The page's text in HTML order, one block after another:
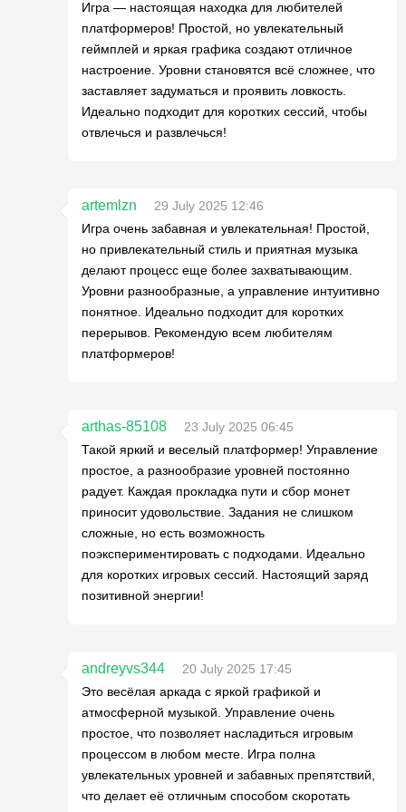
Игра — настоящая находка для любителей
платформеров! Простой, но увлекательный
геймплей и яркая графика создают отличное
настроение. Уровни становятся всё сложнее, что
заставляет задуматься и проявить ловкость.
Идеально подходит для коротких сессий, чтобы
отвлечься и развлечься!
artemlzn
29 July 2025 12:46
Игра очень забавная и увлекательная! Простой,
но привлекательный стиль и приятная музыка
делают процесс еще более захватывающим.
Уровни разнообразные, а управление интуитивно
понятное. Идеально подходит для коротких
перерывов. Рекомендую всем любителям
платформеров!
arthas-85108
23 July 2025 06:45
Такой яркий и веселый платформер! Управление
простое, а разнообразие уровней постоянно
радует. Каждая прокладка пути и сбор монет
приносит удовольствие. Задания не слишком
сложные, но есть возможность
поэкспериментировать с подходами. Идеально
для коротких игровых сессий. Настоящий заряд
позитивной энергии!
andreyvs344
20 July 2025 17:45
Это весёлая аркада с яркой графикой и
атмосферной музыкой. Управление очень
простое, что позволяет насладиться игровым
процессом в любом месте. Игра полна
увлекательных уровней и забавных препятствий,
что делает её отличным способом скоротать